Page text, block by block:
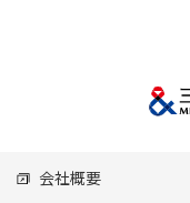
会社概要